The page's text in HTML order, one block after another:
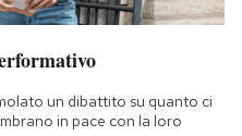
un dibattito su quanto ci
in pace con la loro